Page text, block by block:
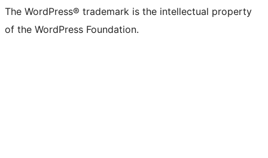
The WordPress® trademark is the intellectual property
of the WordPress Foundation.